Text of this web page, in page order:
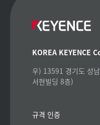
KOREA KEYENCE
우) 13591 경기도 성
서현빌딩 8층)
규격 인증